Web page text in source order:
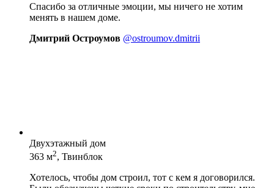
Спасибо за отличные эмоции, мы ничего не хотим
менять в нашем доме.
Дмитрий Остроумов @ostroumov.dmitrii
Двухэтажный дом
363 м2, Твинблок
Хотелось, чтобы дом строил, тот с кем я договорился.